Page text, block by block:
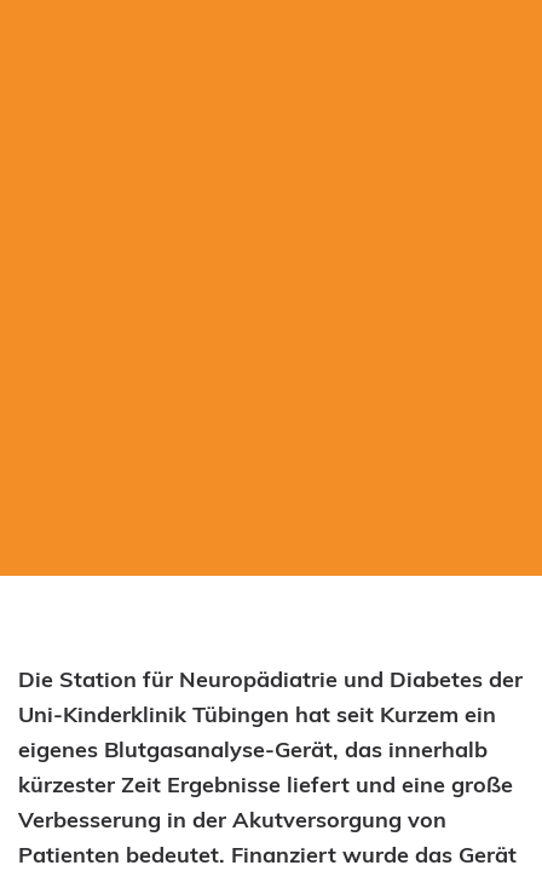
Die Station für Neuropädiatrie und Diabetes der
Uni-Kinderklinik Tübingen hat seit Kurzem ein
eigenes Blutgasanalyse-Gerät, das innerhalb
kürzester Zeit Ergebnisse liefert und eine große
Verbesserung in der Akutversorgung von
Patienten bedeutet. Finanziert wurde das Gerät